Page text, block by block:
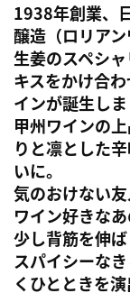
1938年創業、
醸造（ロリアン
生姜のスペシ
キスをかけ合
インが誕生しま
甲州ワインの
りと凛とした
いに。
気のおけない友
ワイン好きな
少し背筋を伸ば
スパイシーな
くひとときを演